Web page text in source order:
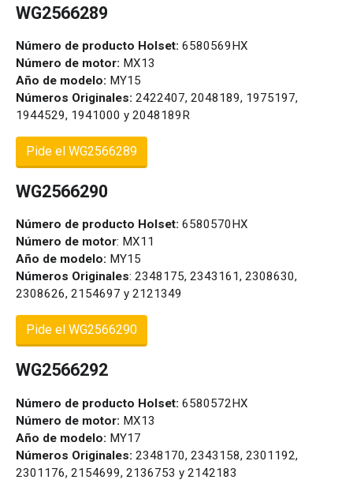
WG2566289
Número de producto Holset: 6580569HX
Número de motor: MX13
Año de modelo: MY15
Números Originales: 2422407, 2048189, 1975197,
1944529, 1941000 y 2048189R
Pide el WG2566289
WG2566290
Número de producto Holset: 6580570HX
Número de motor: MX11
Año de modelo: MY15
Números Originales: 2348175, 2343161, 2308630,
2308626, 2154697 y 2121349
Pide el WG2566290
WG2566292
Número de producto Holset: 6580572HX
Número de motor: MX13
Año de modelo: MY17
Números Originales: 2348170, 2343158, 2301192,
2301176, 2154699, 2136753 y 2142183